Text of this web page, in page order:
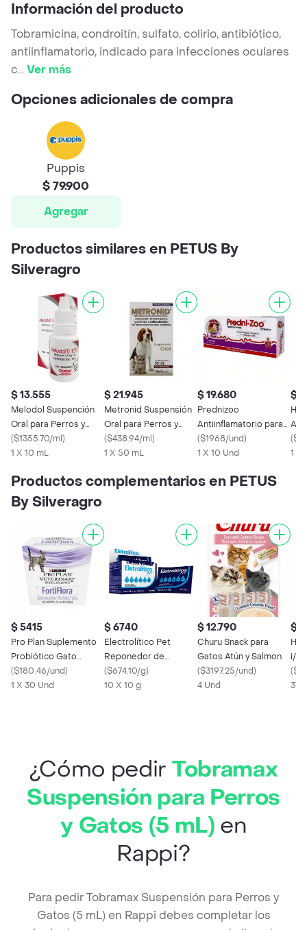
Información del producto
Tobramicina, condroitín, sulfato, colirio, antibiótico,
antiinflamatorio, indicado para infecciones oculares
c...Ver más
Opciones adicionales de compra
Puppis
$ 79.900
Agregar
Productos similares en PETUS By
Silveragro
$ 13.555
Melodol Suspención
Oral para Perros y
Gatos (1.5 mg/mL)
($1355.70/ml)
1 X 10 mL
$ 21.945
Metronid Suspensión
Oral para Perros y
Gatos
($438.94/ml)
1 X 50 mL
$ 19.680
Prednizoo
Antiinflamatorio para
Perros y Gatos 5 mg
($1968/und)
1 X 10 Und
$
mg)
(
1 X
Productos complementarios en PETUS
By Silveragro
$ 5415
Pro Plan Suplemento
Probiótico Gato
Fortiflora Veterinary
Sobre
($180.46/und)
1 X 30 Und
$ 6740
Electrolítico Pet
Reponedor de
Electrolitos para
Animales Pequeños
($674.10/g)
10 X 10 g
$ 12.790
Churu Snack para
Gatos Atún y Salmon
($3197.25/und)
4 Und
$
i/d
(
¿Cómo pedir Tobramax
Suspensión para Perros
y Gatos (5 mL) en
Rappi?
Para pedir Tobramax Suspensión para Perros y
Gatos (5 mL) en Rappi debes completar los